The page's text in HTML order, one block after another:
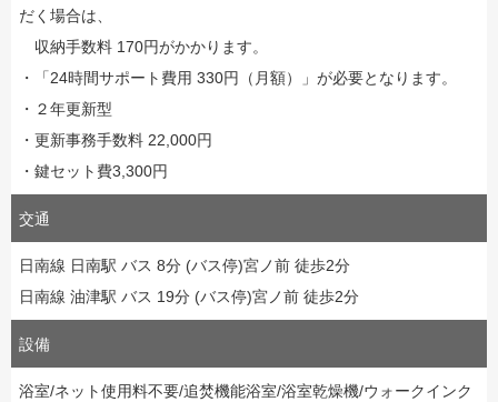
だく場合は、
収納手数料 170円がかかります。
・「24時間サポート費用 330円（月額）」が必要となります。
・２年更新型
・更新事務手数料 22,000円
・鍵セット費3,300円
交通
日南線 日南駅 バス 8分 (バス停)宮ノ前 徒歩2分
日南線 油津駅 バス 19分 (バス停)宮ノ前 徒歩2分
設備
浴室/ネット使用料不要/追焚機能浴室/浴室乾燥機/ウォークインク